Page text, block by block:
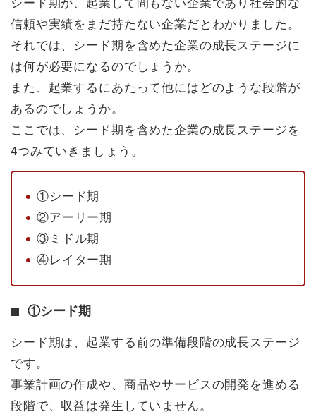
シード期が、起業して間もない企業であり社会的な
信頼や実績をまだ持たない企業だとわかりました。
それでは、シード期を含めた企業の成長ステージに
は何が必要になるのでしょうか。
また、起業するにあたって他にはどのような段階が
あるのでしょうか。
ここでは、シード期を含めた企業の成長ステージを
4つみていきましょう。
①シード期
②アーリー期
③ミドル期
④レイター期
①シード期
シード期は、起業する前の準備段階の成長ステージ
です。
事業計画の作成や、商品やサービスの開発を進める
段階で、収益は発生していません。